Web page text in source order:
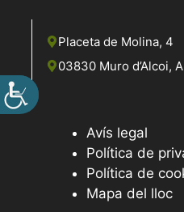
Placeta de Molina, 4
03830 Muro d’Alcoi,
Avís legal
Política de
Política de
Mapa del lloc